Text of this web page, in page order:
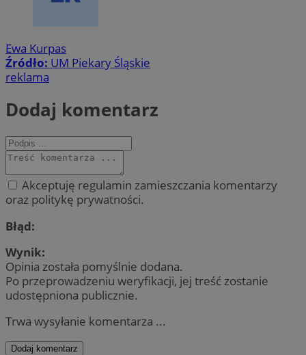
Ewa Kurpas
Źródło: UM Piekary Śląskie
reklama
Dodaj komentarz
Akceptuję regulamin zamieszczania komentarzy
oraz politykę prywatności.
Błąd:
Wynik:
Opinia została pomyślnie dodana.
Po przeprowadzeniu weryfikacji, jej treść zostanie
udostępniona publicznie.
Trwa wysyłanie komentarza ...
Dodaj komentarz